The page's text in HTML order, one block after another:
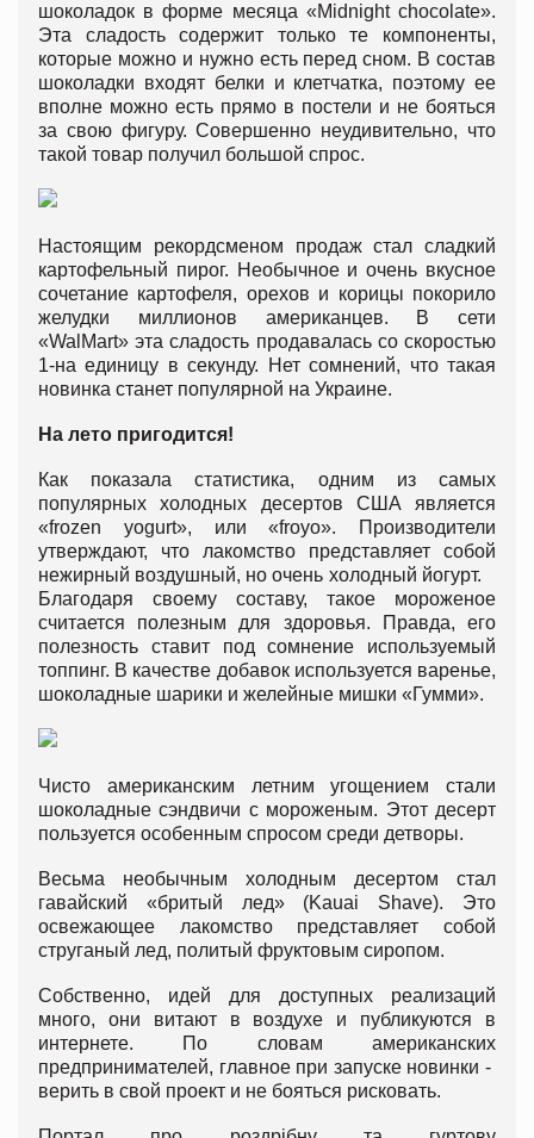
шоколадок в форме месяца «Midnight chocolate».
Эта сладость содержит только те компоненты,
которые можно и нужно есть перед сном. В состав
шоколадки входят белки и клетчатка, поэтому ее
вполне можно есть прямо в постели и не бояться
за свою фигуру. Совершенно неудивительно, что
такой товар получил большой спрос.
Настоящим рекордсменом продаж стал сладкий
картофельный пирог. Необычное и очень вкусное
сочетание картофеля, орехов и корицы покорило
желудки миллионов американцев. В сети
«WalMart» эта сладость продавалась со скоростью
1-на единицу в секунду. Нет сомнений, что такая
новинка станет популярной на Украине.
На лето пригодится!
Как показала статистика, одним из самых
популярных холодных десертов США является
«frozen yogurt», или «froyo». Производители
утверждают, что лакомство представляет собой
нежирный воздушный, но очень холодный йогурт.
Благодаря своему составу, такое мороженое
считается полезным для здоровья. Правда, его
полезность ставит под сомнение используемый
топпинг. В качестве добавок используется варенье,
шоколадные шарики и желейные мишки «Гумми».
Чисто американским летним угощением стали
шоколадные сэндвичи с мороженым. Этот десерт
пользуется особенным спросом среди детворы.
Весьма необычным холодным десертом стал
гавайский «бритый лед» (Kauai Shave). Это
освежающее лакомство представляет собой
струганый лед, политый фруктовым сиропом.
Собственно, идей для доступных реализаций
много, они витают в воздухе и публикуются в
интернете. По словам американских
предпринимателей, главное при запуске новинки -
верить в свой проект и не бояться рисковать.